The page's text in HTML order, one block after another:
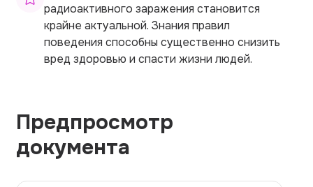
радиоактивного заражения становится
крайне актуальной. Знания правил
поведения способны существенно снизить
вред здоровью и спасти жизни людей.
Предпросмотр
документа